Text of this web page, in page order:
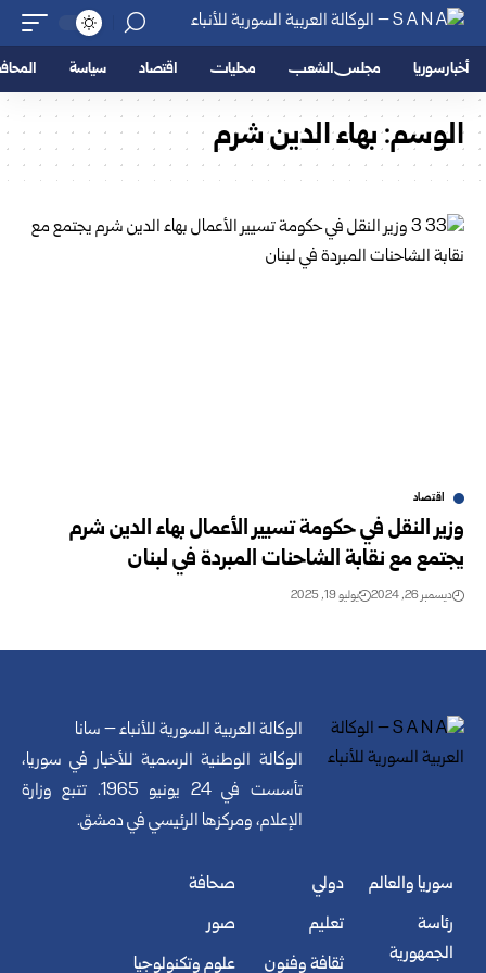
أخبار سوريا مجلس الشعب محليات اقتصاد سياسة
الوسم:بهاء الدين شرم
اقتصاد
وزير النقل في حكومة تسيير الأعمال بهاء الدين شرم
يجتمع مع نقابة الشاحنات المبردة في لبنان
ديسمبر 26, 2024 يوليو 19, 2025
الوكالة العربية السورية للأنباء – سانا
الوكالة الوطنية الرسمية للأخبار في سوريا،
تأسست في 24 يونيو 1965. تتبع وزارة
الإعلام، ومركزها الرئيسي في دمشق.
سوريا والعالم
رئاسة
الجمهورية
دولي
تعليم
ثقافة وفنون
صحافة
صور
علوم وتكنولوجيا